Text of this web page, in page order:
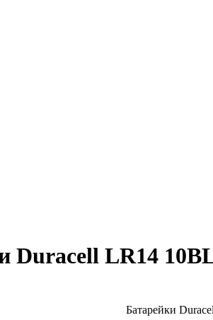
Duracell LR14
Батарейки